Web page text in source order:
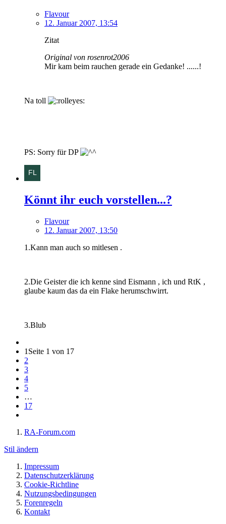
Flavour
12. Januar 2007, 13:54
Zitat
Original von rosenrot2006
Mir kam beim rauchen gerade ein Gedanke! ......!
Na toll
PS: Sorry für DP
Könnt ihr euch vorstellen...?
Flavour
12. Januar 2007, 13:50
1.Kann man auch so mitlesen .
2.Die Geister die ich kenne sind Eismann , ich und RtK ,
glaube kaum das da ein Flake herumschwirrt.
3.Blub
1 Seite 1 von 17
2
3
4
5
…
17
RA-Forum.com
Stil ändern
Impressum
Datenschutzerklärung
Cookie-Richtline
Nutzungsbedingungen
Forenregeln
Kontakt